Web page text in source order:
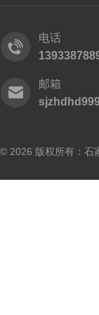
电话
邮箱
© 2026 版权所有：石